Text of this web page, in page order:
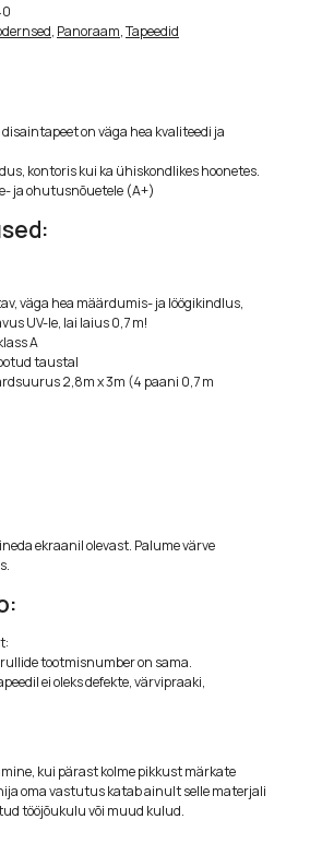
, Panoraam,Tapeedid
on väga hea kvaliteedi ja
kontoris kui ka ühiskondlikes hoonetes.
ja ohutusnõuetele (A+)
väga hea määrdumis- ja löögikindlus,
UV-le, lai laius 0,7 m!
A
taustal
2,8m x 3m (4 paani 0,7 m
ekraanil olevast. Palume värve
tootmisnumber on sama.
ei oleks defekte, värvipraaki,
kui pärast kolme pikkust märkate
oma vastutus katab ainult selle materjali
tööjõukulu või muud kulud.